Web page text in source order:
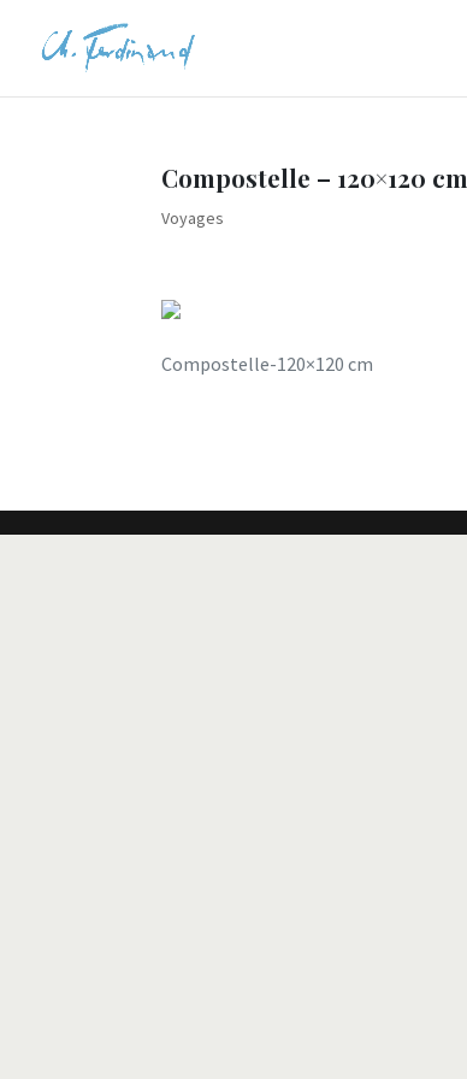
Compostelle – 120×120 cm
Voyages
Compostelle-120×120 cm